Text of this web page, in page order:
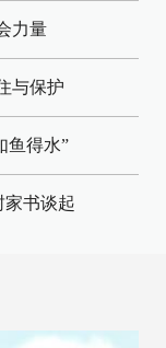
力量
与保护
鱼得水”
书谈起